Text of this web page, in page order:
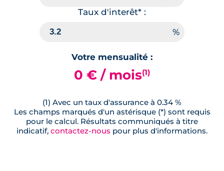
Taux d'interêt* :
Votre mensualité :
0 € / mois(1)
(1) Avec un taux d'assurance à 0.34 %
Les champs marqués d'un astérisque (*) sont requis
pour le calcul. Résultats communiqués à titre
indicatif, contactez-nous pour plus d'informations.